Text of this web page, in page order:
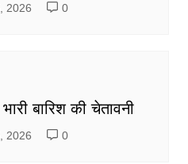
2026 0
बारिश की चेतावनी
2026 0